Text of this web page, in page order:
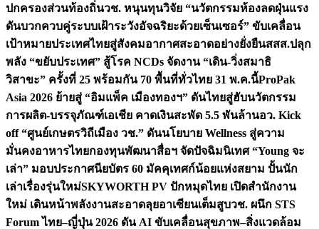
ปกครองส่วนท้องถิ่นวช. หนุนทุนวิจัย “นวัตกรรมห้องลดฝุ่นแรง
ดันบวกควบคู่ระบบเฝ้าระวังอัจฉริยะด้วยเซ็นเซอร์” ขับเคลื่อน
เป้าหมายประเทศไทยสู่สังคมอากาศสะอาดอย่างยั่งยืนสสส.ปลุก
พลัง “ขยับประเทศ” สู้โรค NCDs จัดงาน “เดิน-วิ่งสมาธิ
วิสาขะ” ครั้งที่ 25 พร้อมกัน 70 พื้นที่ทั่วไทย 31 พ.ค.นี้ProPak
Asia 2026 ย้ายสู่ “อิมแพ็ค เมืองทองฯ” ดันไทยสู่ฮับนวัตกรรม
การผลิต-บรรจุภัณฑ์เอเชีย คาดเงินสะพัด 5.5 พันล้านอว. Kick
off “ศูนย์เกษตรวิถีเมือง วช.” ดันนโยบาย Wellness สู่ความ
มั่นคงอาหารไทยกองทุนพัฒนาสื่อฯ จัดปัจฉิมนิเทศ “Young จะ
เล่า” มอบประกาศนียบัตร 60 มัคคุเทศก์น้อยแห่งสยาม ปั้นนัก
เล่าเรื่องรุ่นใหม่SKYWORTH PV ปักหมุดไทย เปิดสำนักงาน
ใหม่ เดินหน้าพลังงานสะอาดลุยอาเซียนเต็มสูบวช. ผนึก STS
Forum ไทย–ญี่ปุ่น 2026 ดัน AI ขับเคลื่อนสุขภาพ–สิ่งแวดล้อม